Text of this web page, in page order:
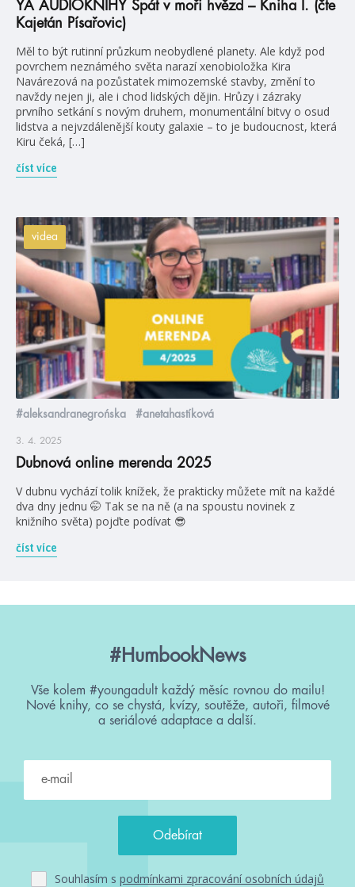
YA AUDIOKNIHY Spát v moři hvězd – Kniha I. (čte
Kajetán Písařovic)
Měl to být rutinní průzkum neobydlené planety. Ale když pod
povrchem neznámého světa narazí xenobioložka Kira
Navárezová na pozůstatek mimozemské stavby, změní to
navždy nejen ji, ale i chod lidských dějin. Hrůzy i zázraky
prvního setkání s novým druhem, monumentální bitvy o osud
lidstva a nejvzdálenější kouty galaxie – to je budoucnost, která
Kiru čeká, […]
číst více
videa
#aleksandranegrońska #anetahastíková
3. 4. 2025
Dubnová online merenda 2025
V dubnu vychází tolik knížek, že prakticky můžete mít na každé
dva dny jednu 🤭 Tak se na ně (a na spoustu novinek z
knižního světa) pojďte podívat 😎
číst více
#HumbookNews
Vše kolem #youngadult každý měsíc rovnou do mailu!
Nové knihy, co se chystá, kvízy, soutěže, autoři, filmové
a seriálové adaptace a další.
Souhlasím s podmínkami zpracování osobních údajů